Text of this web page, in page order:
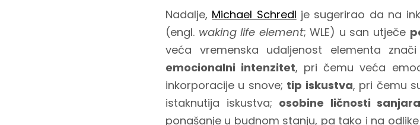
Nadalje, Michael Schredl je sugerirao da na
(engl. waking life element; WLE) u san utječe
veća vremenska udaljenost elementa
emocionalni intenzitet, pri čemu veća
inkorporacije u snove; tip iskustva, pri čemu
istaknutija iskustva; osobine ličnosti sanjara
ponašanje u budnom stanju, pa tako i na